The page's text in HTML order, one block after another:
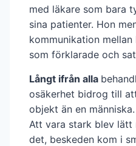
med läkare som bara
sina patienter. Hon
kommunikation
som förklarade och
Långt ifrån alla
osäkerhet bidrog till
objekt än en människa.
Att vara stark blev lätt
det, beskeden kom i